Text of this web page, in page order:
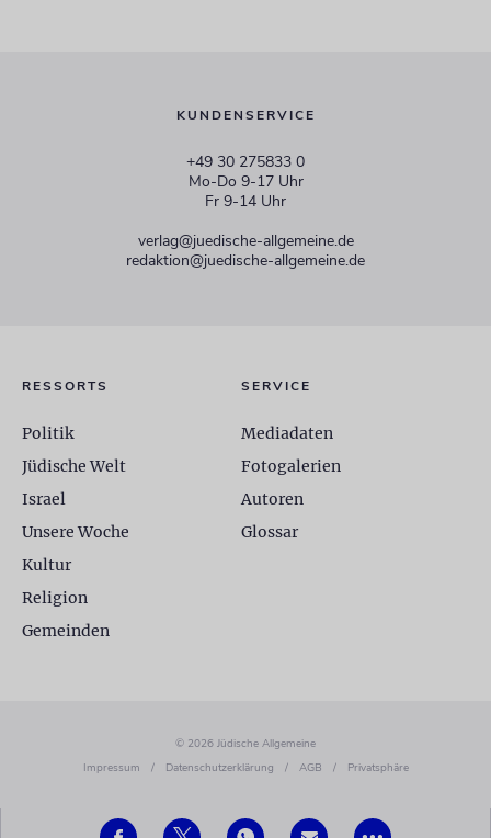
KUNDENSERVICE
+49 30 275833 0
Mo-Do 9-17 Uhr
Fr 9-14 Uhr
verlag@juedische-allgemeine.de
redaktion@juedische-allgemeine.de
RESSORTS
Politik
Jüdische Welt
Israel
Unsere Woche
Kultur
Religion
Gemeinden
SERVICE
Mediadaten
Fotogalerien
Autoren
Glossar
© 2026 Jüdische Allgemeine
Impressum
/ Datenschutzerklärung / AGB / Privatsphäre